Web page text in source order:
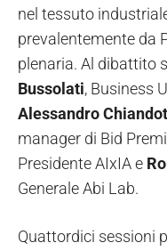
nel tessuto
prevalentemente da
plenaria. Al dibattito
Bussolati, Business
Alessandro
manager di Bid
Presidente AIxIA e
Generale Abi Lab.
Quattordici sessioni